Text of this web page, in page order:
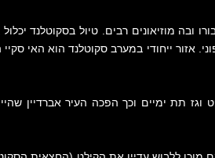
ובה מוזיאונים רבים. טיול בסקוטלנד
אזור ייחודי במערב סקוטלנד הוא האי סקיי
תת ימיים וכך הפכה העיר אברדיין